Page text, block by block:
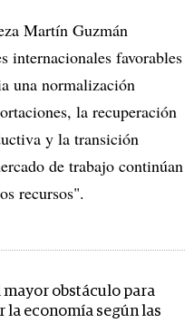
Martín Guzmán
internacionales favorables
una normalización
la recuperación
y la transición
de trabajo continúan
recursos".
mayor obstáculo para
la economía según las